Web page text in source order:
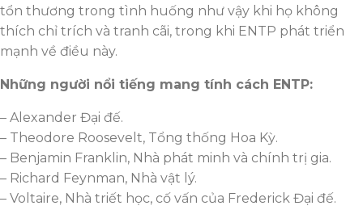
tổn thương trong tình huống như vậy khi họ không
thích chỉ trích và tranh cãi, trong khi ENTP phát triển
mạnh về điều này.
Những người nổi tiếng mang tính cách ENTP:
– Alexander Đại đế.
– Theodore Roosevelt, Tổng thống Hoa Kỳ.
– Benjamin Franklin, Nhà phát minh và chính trị gia.
– Richard Feynman, Nhà vật lý.
– Voltaire, Nhà triết học, cố vấn của Frederick Đại đế.